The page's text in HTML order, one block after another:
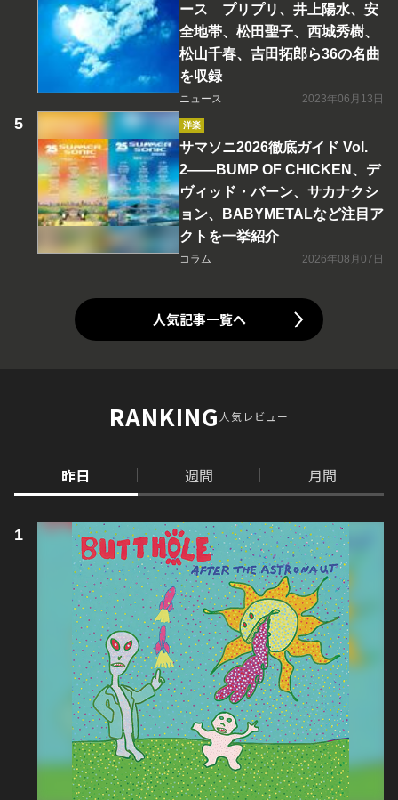
ース プリプリ、井上陽水、安
全地帯、松田聖子、西城秀樹、
松山千春、吉田拓郎ら36の名曲
を収録
ニュース 2023年06月13日
洋楽
サマソニ2026徹底ガイド Vol.
2――BUMP OF CHICKEN、デ
ヴィッド・バーン、サカナクシ
ョン、BABYMETALなど注目ア
クトを一挙紹介
コラム 2026年08月07日
人気記事一覧へ
RANKING人気レビュー
昨日 週間 月間